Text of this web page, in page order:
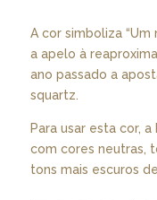
A cor simboliza
a apelo à
ano passado a
squartz.
Para usar esta cor,
com cores neutras,
tons mais escuros